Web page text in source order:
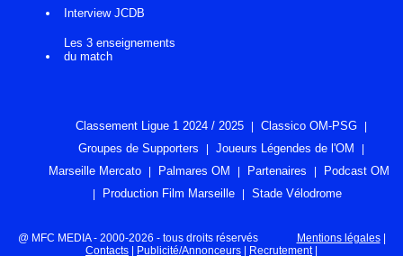
Interview JCDB
Les 3 enseignements
du match
Classement Ligue 1 2024 / 2025
Classico OM-PSG
Groupes de Supporters
Joueurs Légendes de l'OM
Marseille Mercato
Palmares OM Partenaires
Podcast OM
Production Film Marseille
Stade Vélodrome
@ MFC MEDIA - 2000-2026 - tous droits réservés Mentions légales|
Contacts
Publicité/Annonceurs Recrutement|